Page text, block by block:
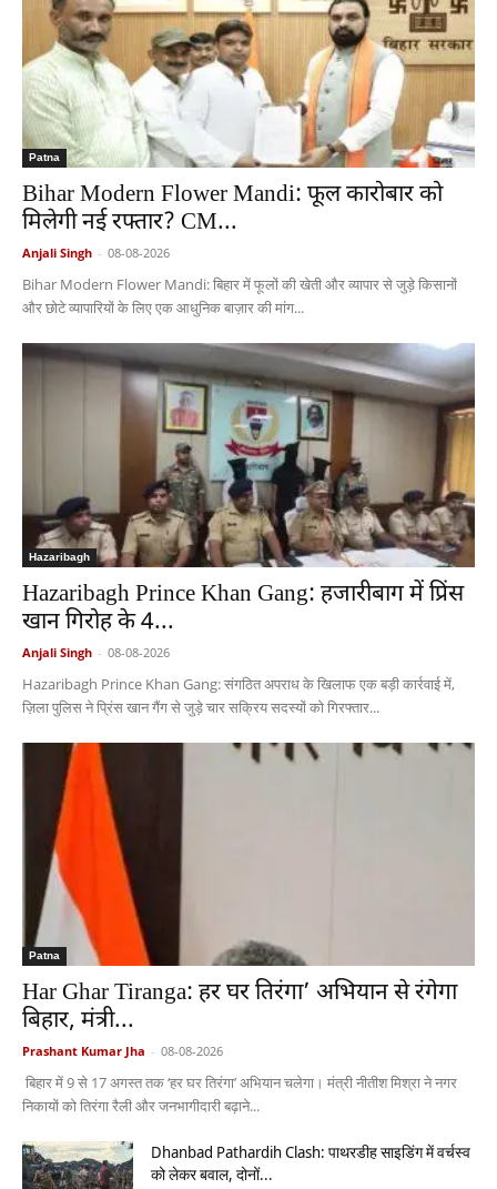
Patna
Bihar Modern Flower Mandi: फूल कारोबार को
मिलेगी नई रफ्तार? CM...
Anjali Singh - 08-08-2026
Bihar Modern Flower Mandi: बिहार में फूलों की खेती और व्यापार से जुड़े किसानों
और छोटे व्यापारियों के लिए एक आधुनिक बाज़ार की मांग...
Hazaribagh
Hazaribagh Prince Khan Gang: हजारीबाग में प्रिंस
खान गिरोह के 4...
Anjali Singh - 08-08-2026
Hazaribagh Prince Khan Gang: संगठित अपराध के खिलाफ एक बड़ी कार्रवाई में,
ज़िला पुलिस ने प्रिंस खान गैंग से जुड़े चार सक्रिय सदस्यों को गिरफ्तार...
Patna
Har Ghar Tiranga: हर घर तिरंगा’ अभियान से रंगेगा
बिहार, मंत्री...
Prashant Kumar Jha - 08-08-2026
बिहार में 9 से 17 अगस्त तक ‘हर घर तिरंगा’ अभियान चलेगा। मंत्री नीतीश मिश्रा ने नगर
निकायों को तिरंगा रैली और जनभागीदारी बढ़ाने...
Dhanbad Pathardih Clash: पाथरडीह साइडिंग में वर्चस्व
को लेकर बवाल, दोनों...